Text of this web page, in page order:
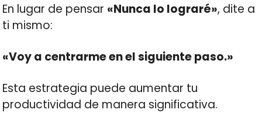
En lugar de pensar «Nunca lo lograré», dite a
ti mismo:
«Voy a centrarme en el siguiente paso.»
Esta estrategia puede aumentar tu
productividad de manera significativa.